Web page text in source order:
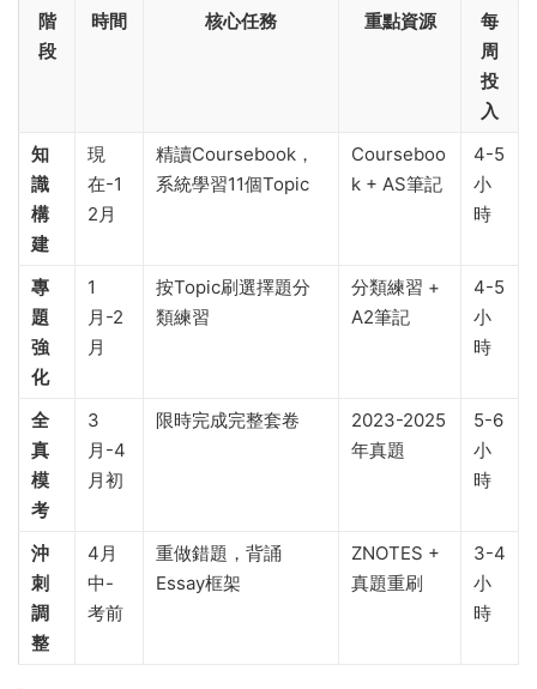
階
段
時間 核心任務 重點資源
每
周
投
入
知
識
構
建
現
在-1
2月
精讀Coursebook，
系統學習11個Topic
Courseboo
k + AS筆記
4-5
小
時
專
題
強
化
1
月-2
月
按Topic刷選擇題分
類練習
分類練習 +
A2筆記
4-5
小
時
全
真
模
考
3
月-4
月初
限時完成完整套卷
2023-2025
年真題
5-6
小
時
沖
刺
調
整
4月
中-
考前
重做錯題，背誦
Essay框架
ZNOTES +
真題重刷
3-4
小
時